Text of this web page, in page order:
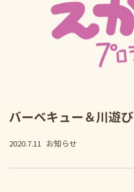
バーベキュー＆川遊び
2020.7.11 お知らせ